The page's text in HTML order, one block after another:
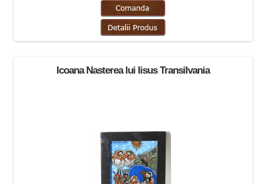
Icoana Nasterea lui Iisus Transilvania